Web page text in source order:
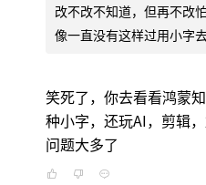
改不改不知道，但再不改
像一直没有这样过用小字
笑死了，你去看看鸿蒙
种小字，还玩AI，剪辑
问题大多了